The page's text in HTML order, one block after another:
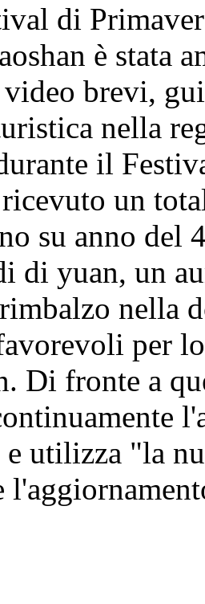
di
è stata
brevi,
nella
il
ricevuto un
su anno del
di yuan, un
nella
per
Di fronte a
utilizza "la